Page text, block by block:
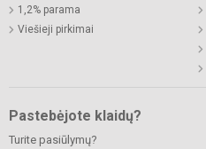
1,2% parama
Viešieji pirkimai
Pastebėjote klaidų?
Turite pasiūlymų?